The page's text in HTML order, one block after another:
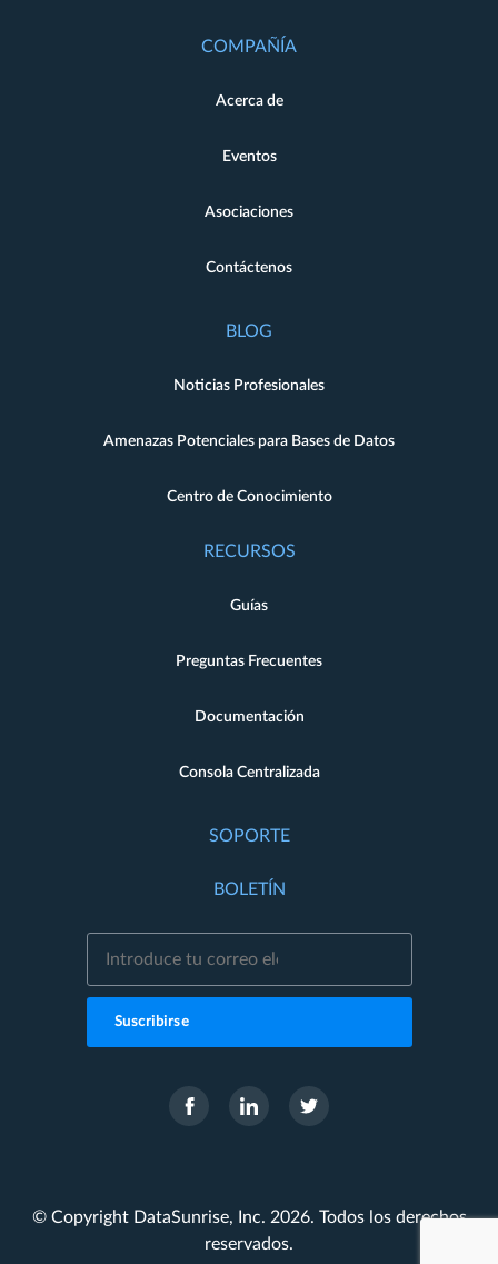
COMPAÑÍA
Acerca de
Eventos
Asociaciones
Contáctenos
BLOG
Noticias Profesionales
Amenazas Potenciales para Bases de Datos
Centro de Conocimiento
RECURSOS
Guías
Preguntas Frecuentes
Documentación
Consola Centralizada
SOPORTE
BOLETÍN
Suscribirse
© Copyright DataSunrise, Inc. 2026. Todos los derechos
reservados.